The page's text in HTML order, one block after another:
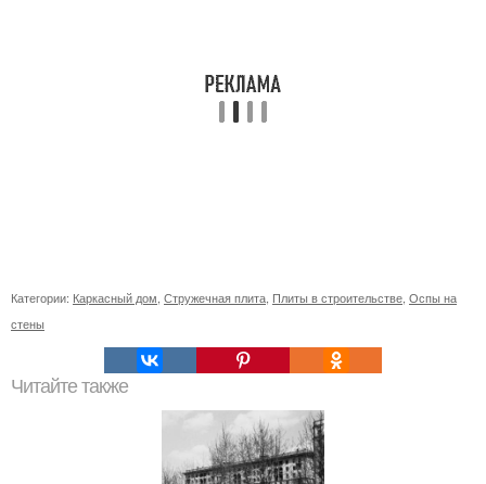
Категории: Каркасный дом Стружечная плита Плиты в строительстве Оспы на
стены
Читайте также